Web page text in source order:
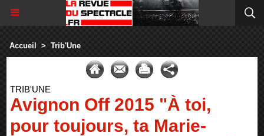
Accueil > Trib'Une
TRIB'UNE
Avignon Off 2015 "À toi,
pour toujours, ta Marie-